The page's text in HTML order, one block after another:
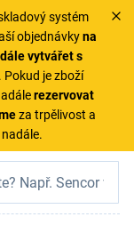
systém
objednávkyna
vytvářet s
. Pokud je zboží
rezervovat
za trpělivost a